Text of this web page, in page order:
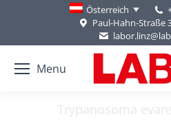
Österreich
Paul-Hahn-Straße
Menu
Trypanosoma